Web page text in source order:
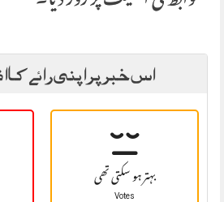
اس خبر پر اپنی رائے
بہتر ہو سکتی تھی
Votes